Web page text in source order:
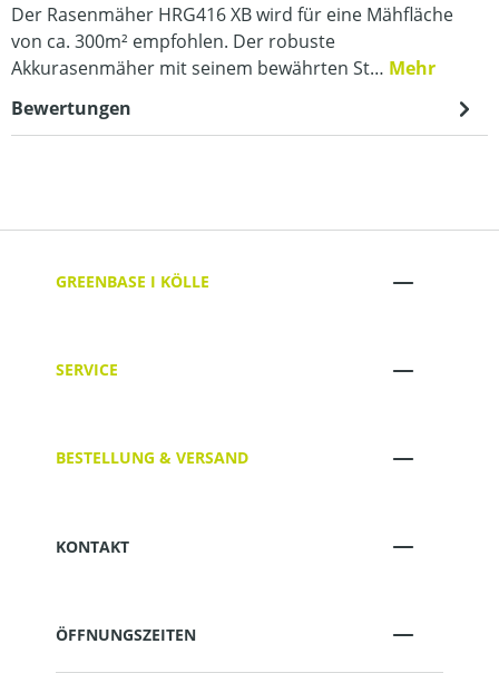
Der Rasenmäher HRG416 XB wird für eine Mähfläche
von ca. 300m² empfohlen. Der robuste
Akkurasenmäher mit seinem bewährten St… Mehr
Bewertungen
GREENBASE I KÖLLE
SERVICE
BESTELLUNG & VERSAND
KONTAKT
ÖFFNUNGSZEITEN